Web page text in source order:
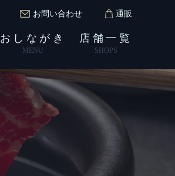
おしながき
MENU
店舗一覧
SHOPS
お問い合わせ 通販